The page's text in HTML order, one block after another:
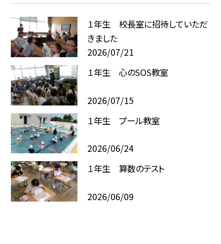
１年生 校長室に招待していただ
きました
2026/07/21
１年生 心のSOS教室
2026/07/15
１年生 プール教室
2026/06/24
１年生 算数のテスト
2026/06/09